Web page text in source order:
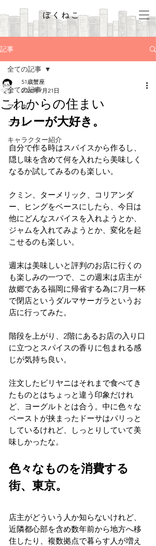
ぼくねこ
記事
全ての記事
マンガ
コラム
キャラクター紹介
全ての記事
これからの住まい
51歳蟹座
2020年7月21日
カレーが大好き。
自分で作る時はスパイスから作るし、
隠し味を含めて何を入れたら美味しく
なるか試してみるのも楽しい。
クミン、ターメリック、コリアンダ
ー、ヒングをベースにしたら、今日は
他にどんなスパイスを入れようとか、
ジャムを入れてみようとか、変化を起
こせるのも楽しい。
週末は美味しいと評判のお店に行くの
も楽しみの一つで、この週末は店主が
故郷である福岡に帰省する為に7月一杯
で閉店というダルマサーガラというお
店に行ってみた。
階段を上がり、2階にあるお店の入り口
に立つとスパイスの香りに包まれる感
じが気持ち良い。
注文したビリヤニはそれまで食べてき
たものとはちょっと違う印象だけれ
ど、ヨーグルトとは合う。中に色々な
ペーストが挟まったドーサはパリっと
しているけれど、しっとりしていて美
味しかったな。
色々なものを消費する
街、東京。
店主がどういう人か知らないけれど、
近隣都心部を含め数年前から地方へ移
住したり、複数拠点で暮らす人が増え